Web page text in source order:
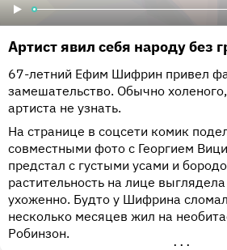
Артист явил себя народу без
67-летний Ефим Шифрин привел
замешательство. Обычно
артиста не узнать.
На странице в соцсети комик
совместными фото с Георгием
предстал с густыми усами и
растительность на лице
ухоженно. Будто у Шифрина
несколько месяцев жил на
Робинзон.
•••